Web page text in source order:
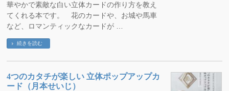
華やかで素敵な白い立体カードの作り方を教え
てくれる本です。 花のカードや、お城や馬車
など、ロマンティックなカードが …
続きを読む
4つのカタチが楽しい 立体ポップアップカ
ード（月本せいじ）